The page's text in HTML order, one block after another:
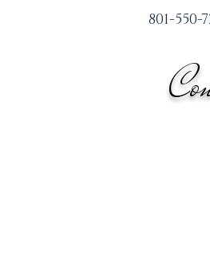
801-550-